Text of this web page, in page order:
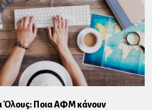
Όλους: Ποια ΑΦΜ κάνουν